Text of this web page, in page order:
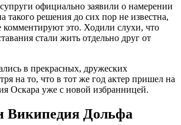
официально заявили о намерении
такого решения до сих пор не известна,
это. Ходили слухи, что
стали жить отдельно друг от
в прекрасных, дружеских
на то, что в тот же год актер пришел на
Оскара уже с новой избранницей.
Википедия Дольфа